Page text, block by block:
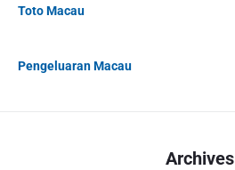
Toto Macau
Pengeluaran Macau
Archives